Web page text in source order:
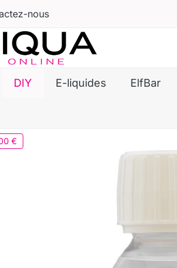
nous
DIY E-liquides ElfBar
€